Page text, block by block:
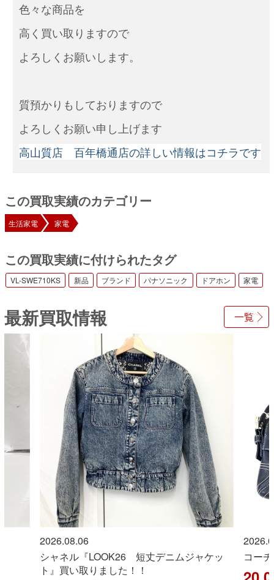
色々な商品を
高く買い取りますので
よろしくお願いします。
質預かりもしておりますので
よろしくお願い申し上げます
高山質店 百年橋通店の詳しい情報はコチラです
この買取実績のカテゴリー
生活家電 家電
この買取実績に付けられたタグ
VL-SWE710KS 新品 ブランド パナソニック ドアホン 家電
一覧
最新買取情報
2026.08.06
シャネル『LOOK26 短丈デニムジャケッ
ト』買い取りました！！
コー